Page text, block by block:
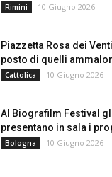
Rimini 10 Giugno 2026
Piazzetta Rosa dei
posto di quelli
Cattolica 10 Giugno 2026
Al Biografilm Festival
presentano in sala i
Bologna 10 Giugno 2026